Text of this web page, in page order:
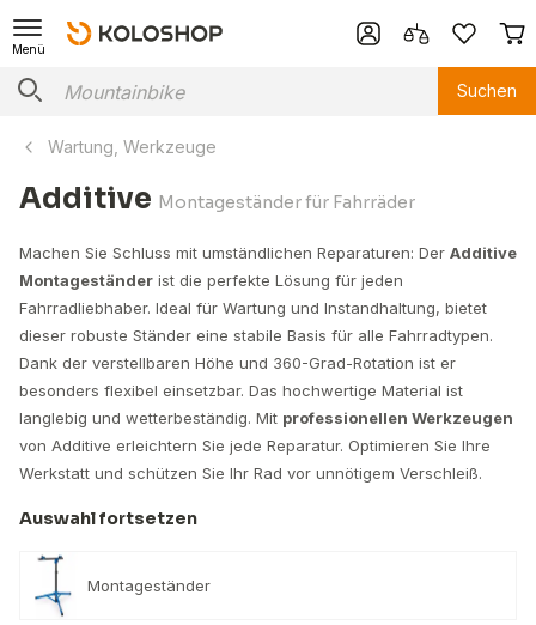
Menü
Suchen
Wartung, Werkzeuge
Additive Montageständer für Fahrräder
Machen Sie Schluss mit umständlichen Reparaturen: Der Additive
Montageständer ist die perfekte Lösung für jeden
Fahrradliebhaber. Ideal für Wartung und Instandhaltung, bietet
dieser robuste Ständer eine stabile Basis für alle Fahrradtypen.
Dank der verstellbaren Höhe und 360-Grad-Rotation ist er
besonders flexibel einsetzbar. Das hochwertige Material ist
langlebig und wetterbeständig. Mit professionellen Werkzeugen
von Additive erleichtern Sie jede Reparatur. Optimieren Sie Ihre
Werkstatt und schützen Sie Ihr Rad vor unnötigem Verschleiß.
Auswahl fortsetzen
Montageständer